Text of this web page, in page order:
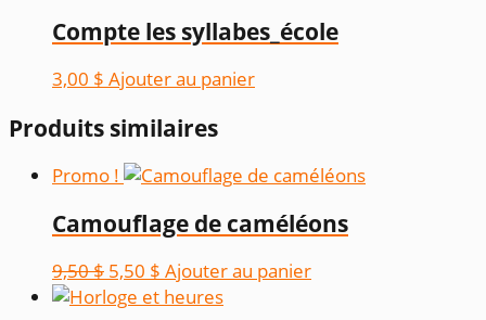
Compte les syllabes_école
3,00 $ Ajouter au panier
Produits similaires
Promo !
Camouflage de caméléons
9,50$ Le
prix
5,50 $ Le
prix
Ajouter au panier